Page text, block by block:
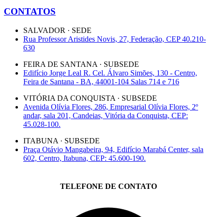
CONTATOS
SALVADOR · SEDE
Rua Professor Aristides Novis, 27, Federação, CEP 40.210-
630
FEIRA DE SANTANA · SUBSEDE
Edifício Jorge Leal R. Cel. Álvaro Simões, 130 - Centro,
Feira de Santana - BA, 44001-104 Salas 714 e 716
VITÓRIA DA CONQUISTA · SUBSEDE
Avenida Olívia Flores, 286, Empresarial Olívia Flores, 2º
andar, sala 201, Candeias, Vitória da Conquista, CEP:
45.028-100.
ITABUNA · SUBSEDE
Praça Otávio Mangabeira, 94, Edifício Marabá Center, sala
602, Centro, Itabuna, CEP: 45.600-190.
TELEFONE DE CONTATO